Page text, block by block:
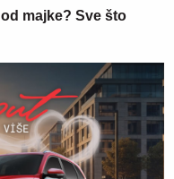
majke? Sve što